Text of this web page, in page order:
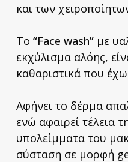
και των
Το “Face wash”με
εκχύλισμα αλόης,
καθαριστικά που
Αφήνει το δέρμα
ενώ αφαιρεί τέλεια
υπολείμματα του
σύσταση σε μορφή